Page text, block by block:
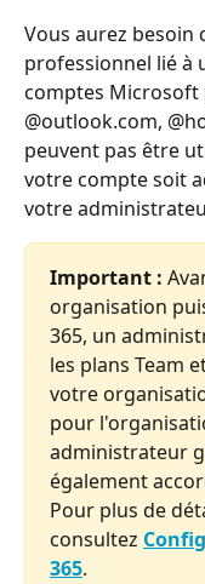
Vous aurez
professionnel lié à
comptes Microsoft
@outlook.com,
peuvent pas être
votre compte soit
votre
Important :
organisation
365, un
les plans Team
votre
pour
administrateur
également
Pour plus de
consultez
365.